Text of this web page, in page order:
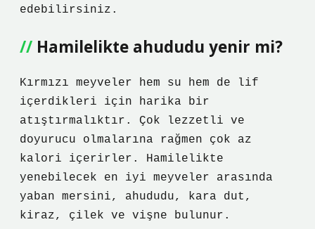
edebilirsiniz.
Hamilelikte ahududu yenir mi?
Kırmızı meyveler hem su hem de lif
içerdikleri için harika bir
atıştırmalıktır. Çok lezzetli ve
doyurucu olmalarına rağmen çok az
kalori içerirler. Hamilelikte
yenebilecek en iyi meyveler arasında
yaban mersini, ahududu, kara dut,
kiraz, çilek ve vişne bulunur.